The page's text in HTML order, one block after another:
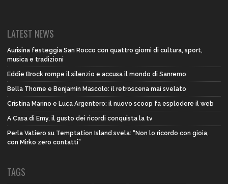
LATEST NEWS
Aurisina festeggia San Rocco con quattro giorni di cultura, sport,
musica e tradizioni
Eddie Brock rompe il silenzio e accusa il mondo di Sanremo
Bella Thorne e Benjamin Mascolo: il retroscena mai svelato
Cristina Marino e Luca Argentero: il nuovo scoop fa esplodere il web
A Casa di Emy, il gusto dei ricordi conquista la tv
Perla Vatiero su Temptation Island svela: “Non lo ricordo con gioia,
con Mirko zero contatti”
TAGS